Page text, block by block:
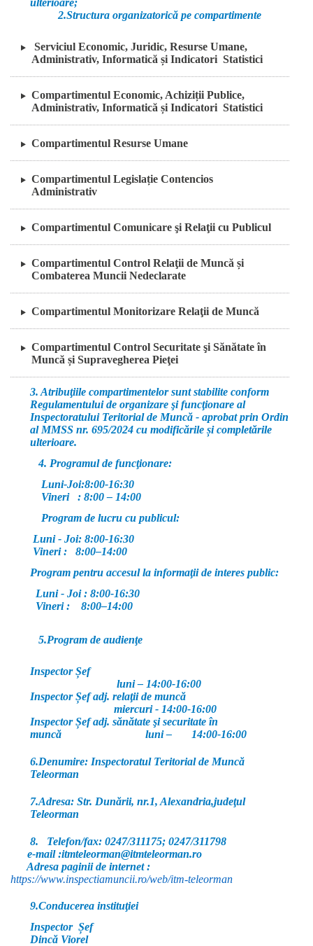
2.Structura organizatorică pe compartimente
Serviciul Economic, Juridic, Resurse Umane,
Administrativ, Informatică și Indicatori Statistici
Compartimentul Economic, Achiziții Publice,
Administrativ, Informatică și Indicatori Statistici
Compartimentul Resurse Umane
Compartimentul Legislație Contencios
Administrativ
Compartimentul Comunicare şi Relaţii cu Publicul
Compartimentul Control Relaţii de Muncă și
Combaterea Muncii Nedeclarate
Compartimentul Monitorizare Relaţii de Muncă
Compartimentul Control Securitate şi Sănătate în
Muncă și Supravegherea Pieţei
3. Atribuţiile compartimentelorsunt stabilite conform
Regulamentului de organizare şi funcţionare al
Inspectoratului Teritorial de Muncă - aprobat prin Ordin
al MMSS nr. 695/2024 cu modificările și completările
ulterioare.
4. Programul de funcţionare:
Luni-Joi:8:00-16:30
Vineri : 8:00 – 14:00
Program de lucru cu publicul:
Luni - Joi: 8:00-16:30
Vineri : 8:00–14:00
Program pentru accesul la informaţii de interes public:
Luni - Joi : 8:00-16:30
Vineri : 8:00–14:00
5.Program de audienţe
Inspector Șef
luni – 14:00-16:00
Inspector Șef adj. relaţii de muncă
miercuri - 14:00-16:00
Inspector Șef adj. sănătate şi securitate în
muncă luni – 14:00-16:00
6.Denumire: Inspectoratul Teritorial de Muncă
Teleorman
7.Adresa: Str. Dunării, nr.1, Alexandria,judeţul
Teleorman
8. Telefon/fax: 0247/311175; 0247/311798
e-mail:itmteleorman@itmteleorman.ro
Adresa paginii de internet:
https://www.inspectiamuncii.ro/web/itm-teleorman
9.Conducerea instituţiei
Inspector Șef
Dincă Viorel